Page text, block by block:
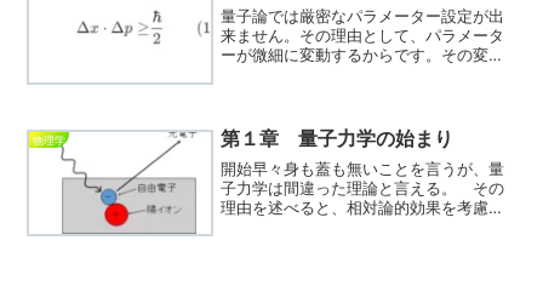
量子論では厳密なパラメーター設定が出
来ません。その理由として、パラメータ
ーが微細に変動するからです。その変動
る。 量子力学では、物質が波...
物理学 第１章 量子力学の始まり
開始早々身も蓋も無いことを言うが、量
子力学は間違った理論と言える。 その
理由を述べると、相対論的効果を考慮せ